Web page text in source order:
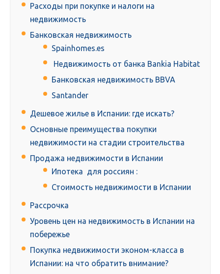
Расходы при покупке и налоги на
недвижимость
Банковская недвижимость
Spainhomes.es
Недвижимость от банка Bankia Habitat
Банковская недвижимость BBVA
Santander
Дешевое жилье в Испании: где искать?
Основные преимущества покупки
недвижимости на стадии строительства
Продажа недвижимости в Испании
Ипотека для россиян :
Стоимость недвижимости в Испании
Рассрочка
Уровень цен на недвижимость в Испании на
побережье
Покупка недвижимости эконом-класса в
Испании: на что обратить внимание?